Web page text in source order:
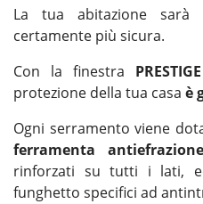
La tua abitazione sarà
certamente più sicura.
Con la finestra
protezione della tua casa è
Ogni serramento viene
ferramenta antiefrazione
rinforzati su tutti i lati,
funghetto specifici ad